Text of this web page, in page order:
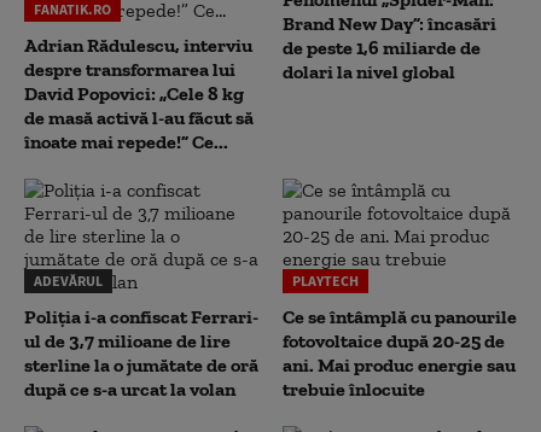
FANATIK.RO
Adrian Rădulescu, interviu
despre transformarea lui
David Popovici: „Cele 8 kg
de masă activă l-au făcut să
înoate mai repede!” Ce...
Brand New Day”: încasări
de peste 1,6 miliarde de
dolari la nivel global
ADEVĂRUL
Poliția i-a confiscat Ferrari-
ul de 3,7 milioane de lire
sterline la o jumătate de oră
după ce s-a urcat la volan
PLAYTECH
Ce se întâmplă cu panourile
fotovoltaice după 20-25 de
ani. Mai produc energie sau
trebuie înlocuite